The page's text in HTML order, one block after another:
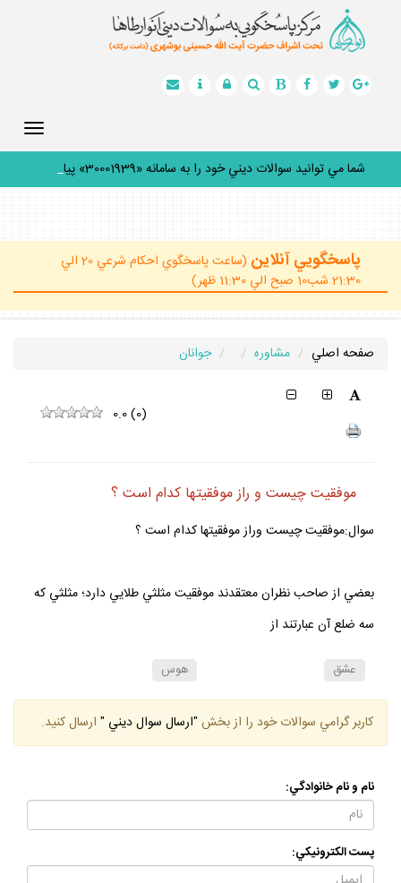
شما مي توانيد سوالات ديني خود را به سامانه «30001939» پيامك
پاسخگويي آنلاين
(ساعت پاسخگوي احكام شرعي 20 الي
21:30 شب10 صبح الي 11:30 ظهر)
صفحه اصلي مشاوره جوانان
0.0(0)
موفقيت چيست و راز موفقيتها كدام است ؟
سوال:موفقيت چيست وراز موفقيتها كدام است ؟
بعضي از صاحب نظران معتقدند موفقيت مثلثي طلايي دارد؛ مثلثي كه
سه ضلع آن عبارتند از
عشق هوس
كاربر گرامي سوالات خود را از بخش "ارسال سوال ديني " ارسال كنيد.
نام و نام خانوادگي:
پست الكترونيكي: